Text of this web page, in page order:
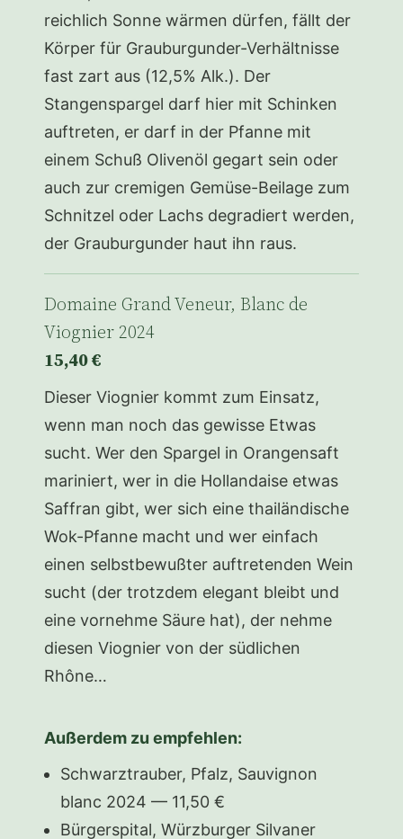
reichlich Sonne wärmen dürfen, fällt der
Körper für Grauburgunder-Verhältnisse
fast zart aus (12,5% Alk.). Der
Stangenspargel darf hier mit Schinken
auftreten, er darf in der Pfanne mit
einem Schuß Olivenöl gegart sein oder
auch zur cremigen Gemüse-Beilage zum
Schnitzel oder Lachs degradiert werden,
der Grauburgunder haut ihn raus.
Domaine Grand Veneur, Blanc de
Viognier 2024
15,40 €
Dieser Viognier kommt zum Einsatz,
wenn man noch das gewisse Etwas
sucht. Wer den Spargel in Orangensaft
mariniert, wer in die Hollandaise etwas
Saffran gibt, wer sich eine thailändische
Wok-Pfanne macht und wer einfach
einen selbstbewußter auftretenden Wein
sucht (der trotzdem elegant bleibt und
eine vornehme Säure hat), der nehme
diesen Viognier von der südlichen
Rhône…
Außerdem zu empfehlen:
Schwarztrauber, Pfalz, Sauvignon
blanc 2024 — 11,50 €
Bürgerspital, Würzburger Silvaner